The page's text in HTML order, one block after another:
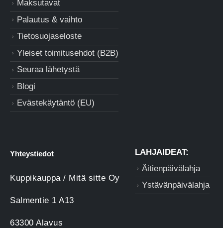
Maksutavat
Palautus & vaihto
Tietosuojaseloste
Yleiset toimitusehdot (B2B)
Seuraa lähetystä
Blogi
Evästekäytäntö (EU)
Yhteystiedot
Kuppikauppa / Mitä sitte Oy
Salmentie 1 A13
63300 Alavus
LAHJAIDEAT:
Äitienpäivälahja
Ystävänpäivälahja